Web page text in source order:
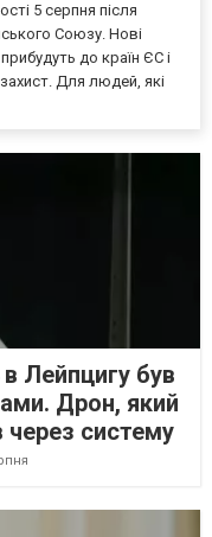
5 серпня після
Союзу. Нові
до країн ЄС і
Для людей, які
Лейпцигу був
Дрон, який
через систему